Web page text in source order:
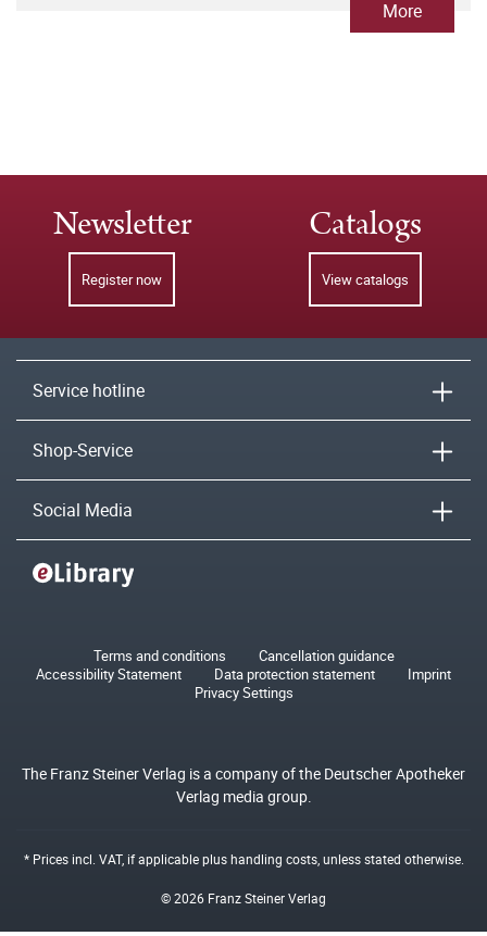
More
Newsletter
Register now
Catalogs
View catalogs
Service hotline
Shop-Service
Social Media
Terms and conditions
Cancellation guidance
Accessibility Statement
Data protection statement
Imprint
Privacy Settings
The Franz Steiner Verlag is a company of the Deutscher Apotheker
Verlag media group.
* Prices incl. VAT, if applicable plushandling costs, unless stated otherwise.
© 2026 Franz Steiner Verlag